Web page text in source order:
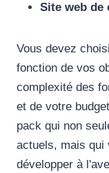
Site web de
Vous devez
fonction de vos
complexité des
et de votre
pack qui non
actuels, mais qui
développer à